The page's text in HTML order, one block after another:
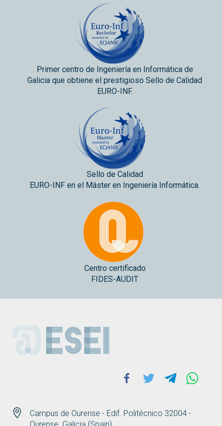
Primer centro de Ingeniería en Informática de
Galicia que obtiene el prestigioso Sello de Calidad
EURO-INF.
Sello de Calidad
EURO-INF en el Máster en Ingeniería Informática.
Centro certificado
FIDES-AUDIT
ESEI
Campus de Ourense - Edif. Politécnico 32004 -
Ourense. Galicia (Spain)
Facebook
Twitter Telegram